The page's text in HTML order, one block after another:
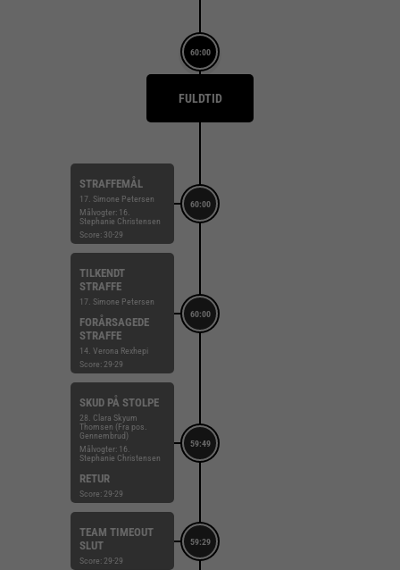
60:00
FULDTID
60:00
STRAFFEMÅL
17. Simone Petersen
Målvogter: 16.
Stephanie Christensen
Score: 30-29
60:00
TILKENDT
STRAFFE
17. Simone Petersen
FORÅRSAGEDE
STRAFFE
14. Verona Rexhepi
Score: 29-29
59:49
SKUD PÅ STOLPE
28. Clara Skyum
Thomsen (Fra pos.
Gennembrud)
Målvogter: 16.
Stephanie Christensen
RETUR
Score: 29-29
59:29
TEAM TIMEOUT
SLUT
Score: 29-29